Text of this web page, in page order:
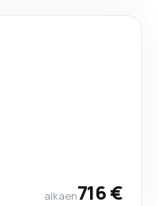
alkaen716 €